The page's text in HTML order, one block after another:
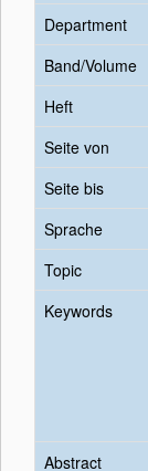
Department
Band/Volume
Heft
Seite von
Seite bis
Sprache
Topic
Keywords
Abstract